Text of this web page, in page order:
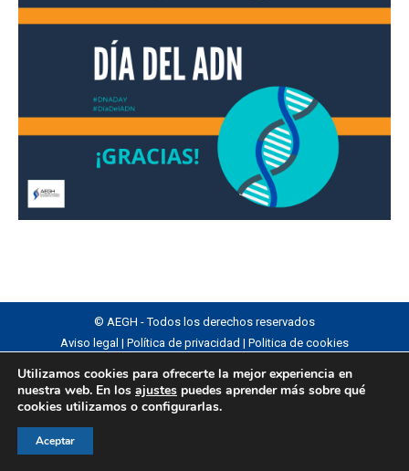
© AEGH - Todos los derechos reservados
Aviso legal | Política de privacidad | Politica de cookies
Utilizamos cookies para ofrecerte la mejor experiencia en
nuestra web. En los ajustes puedes aprender más sobre qué
cookies utilizamos o configurarlas.
Aceptar